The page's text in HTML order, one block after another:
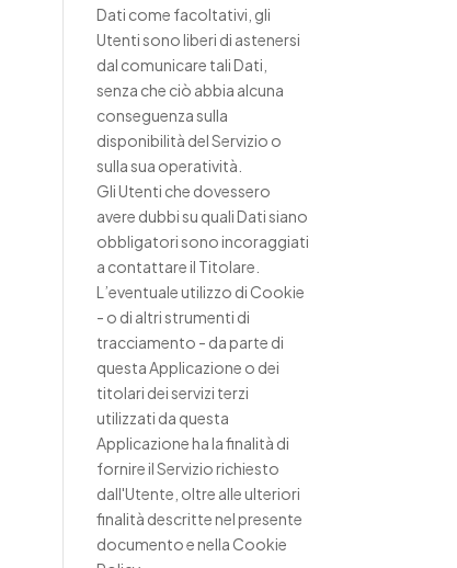
Dati come facoltativi, gli
Utenti sono liberi di astenersi
dal comunicare tali Dati,
senza che ciò abbia alcuna
conseguenza sulla
disponibilità del Servizio o
sulla sua operatività.
Gli Utenti che dovessero
avere dubbi su quali Dati siano
obbligatori sono incoraggiati
a contattare il Titolare.
L’eventuale utilizzo di Cookie
- o di altri strumenti di
tracciamento - da parte di
questa Applicazione o dei
titolari dei servizi terzi
utilizzati da questa
Applicazione ha la finalità di
fornire il Servizio richiesto
dall'Utente, oltre alle ulteriori
finalità descritte nel presente
documento e nella Cookie